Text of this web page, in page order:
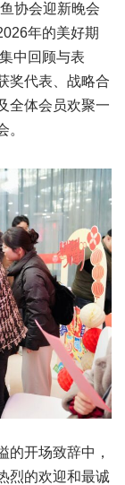
协会迎新晚会
年的美好期
中回顾与表
奖代表、战略合
全体会员欢聚一
。
的开场致辞中，
烈的欢迎和最诚